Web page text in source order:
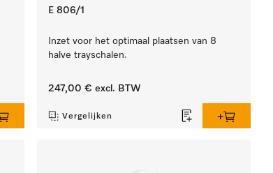
E 806/1
Inzet voor het optimaal plaatsen van 8
halve trayschalen.
247,00 € excl. BTW
Vergelijken